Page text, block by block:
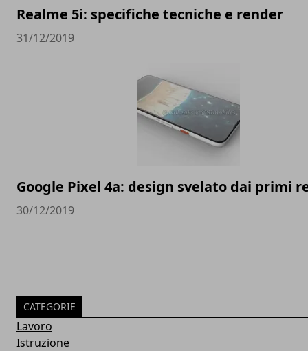
Realme 5i: specifiche tecniche e render
31/12/2019
Google Pixel 4a: design svelato dai primi
30/12/2019
CATEGORIE
Lavoro
Istruzione